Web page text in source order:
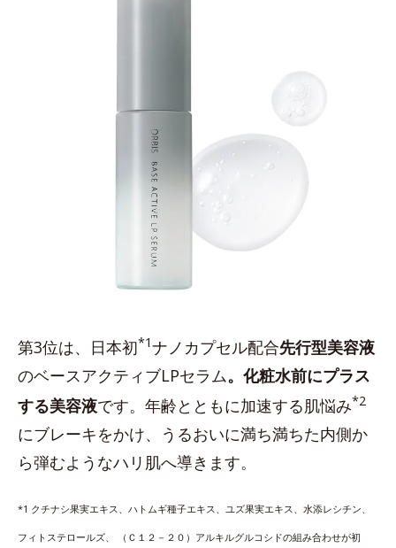
第3位は、日本初*1ナノカプセル配合先行型美容液
のベースアクティブLPセラム。化粧水前にプラス
する美容液です。年齢とともに加速する肌悩み*2
にブレーキをかけ、うるおいに満ち満ちた内側か
ら弾むようなハリ肌へ導きます。
*1 クチナシ果実エキス、ハトムギ種子エキス、ユズ果実エキス、水添レシチン、
フィトステロールズ、 （Ｃ１２－２０）アルキルグルコシドの組み合わせが初